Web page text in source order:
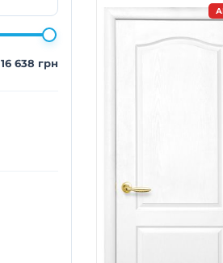
16 638 грн